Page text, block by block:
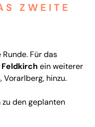
ZWEITE
Für das
Feldkirch ein weiterer
hinzu.
den geplanten